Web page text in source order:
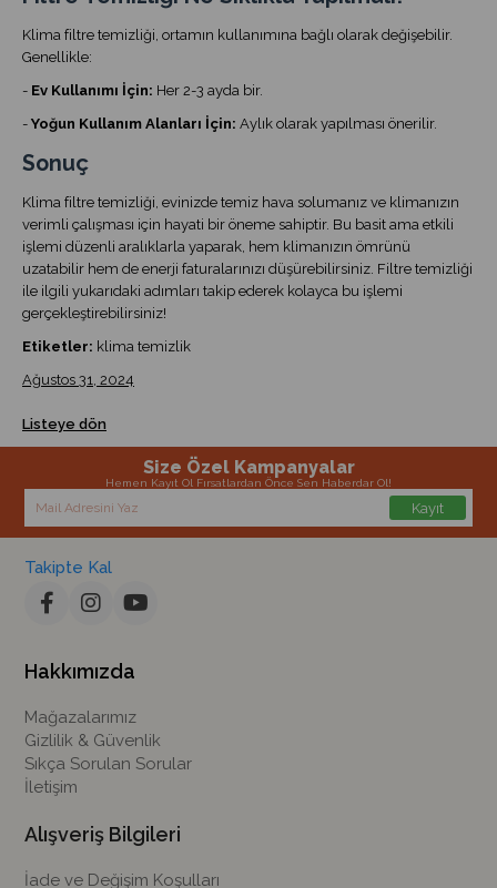
Klima filtre temizliği, ortamın kullanımına bağlı olarak değişebilir.
Genellikle:
- Ev Kullanımı İçin: Her 2-3 ayda bir.
- Yoğun Kullanım Alanları İçin: Aylık olarak yapılması önerilir.
Sonuç
Klima filtre temizliği, evinizde temiz hava solumanız ve klimanızın
verimli çalışması için hayati bir öneme sahiptir. Bu basit ama etkili
işlemi düzenli aralıklarla yaparak, hem klimanızın ömrünü
uzatabilir hem de enerji faturalarınızı düşürebilirsiniz. Filtre temizliği
ile ilgili yukarıdaki adımları takip ederek kolayca bu işlemi
gerçekleştirebilirsiniz!
Etiketler: klima temizlik
Ağustos 31, 2024
Listeye dön
Size Özel Kampanyalar
Hemen Kayıt Ol Fırsatlardan Önce Sen Haberdar Ol!
Kayıt
Takipte Kal
Hakkımızda
Mağazalarımız
Gizlilik & Güvenlik
Sıkça Sorulan Sorular
İletişim
Alışveriş Bilgileri
İade ve Değişim Koşulları